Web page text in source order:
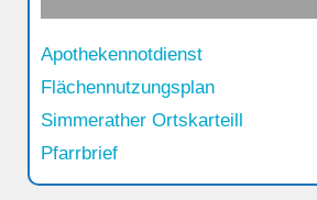
Apothekennotdienst
Flächennutzungsplan
Simmerather Ortskarteill
Pfarrbrief